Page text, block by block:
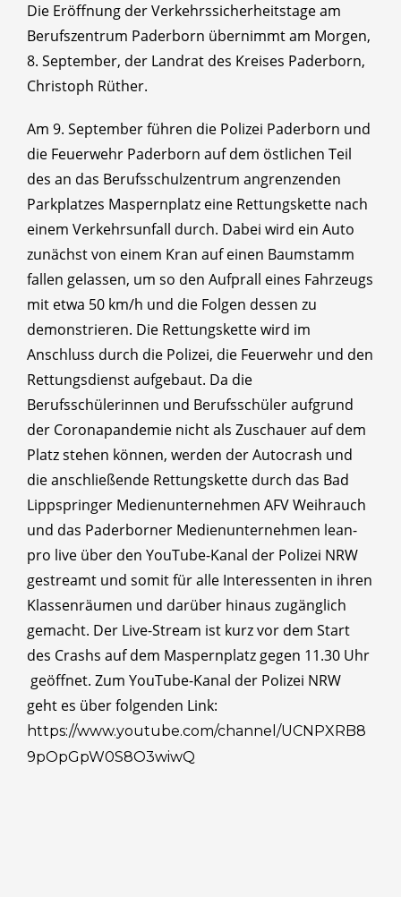
Die Eröffnung der Verkehrssicherheitstage am
Berufszentrum Paderborn übernimmt am Morgen,
8. September, der Landrat des Kreises Paderborn,
Christoph Rüther.
Am 9. September führen die Polizei Paderborn und
die Feuerwehr Paderborn auf dem östlichen Teil
des an das Berufsschulzentrum angrenzenden
Parkplatzes Maspernplatz eine Rettungskette nach
einem Verkehrsunfall durch. Dabei wird ein Auto
zunächst von einem Kran auf einen Baumstamm
fallen gelassen, um so den Aufprall eines Fahrzeugs
mit etwa 50 km/h und die Folgen dessen zu
demonstrieren. Die Rettungskette wird im
Anschluss durch die Polizei, die Feuerwehr und den
Rettungsdienst aufgebaut. Da die
Berufsschülerinnen und Berufsschüler aufgrund
der Coronapandemie nicht als Zuschauer auf dem
Platz stehen können, werden der Autocrash und
die anschließende Rettungskette durch das Bad
Lippspringer Medienunternehmen AFV Weihrauch
und das Paderborner Medienunternehmen lean-
pro live über den YouTube-Kanal der Polizei NRW
gestreamt und somit für alle Interessenten in ihren
Klassenräumen und darüber hinaus zugänglich
gemacht. Der Live-Stream ist kurz vor dem Start
des Crashs auf dem Maspernplatz gegen 11.30 Uhr
geöffnet. Zum YouTube-Kanal der Polizei NRW
geht es über folgenden Link:
https://www.youtube.com/channel/UCNPXRB8
9pOpGpW0S8O3wiwQ